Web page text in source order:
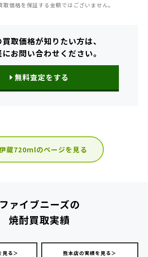
価格を保証する金額ではございません。
取価格が知りたい方は、
お問い合わせください。
無料査定をする
蔵720mlのページを見る
ファイブニーズの
焼酎買取実績
見る＞ 熊本店の実績を見る＞